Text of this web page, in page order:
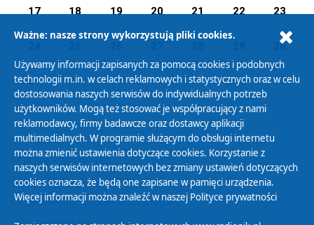
17 18 19 20 21 22 23
30
31 01 02 03 04 05 06
Polityka Prywatności
Zasady korzystania z Serwisu
Organizacje Pożytku Publicznego
Cyfryzacja DAB+
Ważne: nasze strony wykorzystują pliki cookies.
Używamy informacji zapisanych za pomocą cookies i podobnych
technologii m.in. w celach reklamowych i statystycznych oraz w celu
dostosowania naszych serwisów do indywidualnych potrzeb
użytkowników. Mogą też stosować je współpracujący z nami
reklamodawcy, firmy badawcze oraz dostawcy aplikacji
multimedialnych. W programie służącym do obsługi internetu
można zmienić ustawienia dotyczące cookies. Korzystanie z
naszych serwisów internetowych bez zmiany ustawień dotyczących
cookies oznacza, że będą one zapisane w pamięci urządzenia.
Więcej informacji można znaleźć w naszej Polityce prywatności